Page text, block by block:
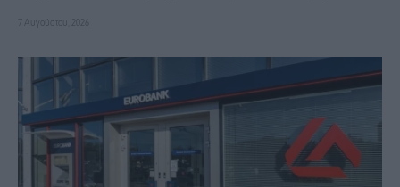
7 Αυγούστου, 2026